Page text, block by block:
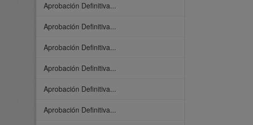
Aprobación Definitiva...
Aprobación Definitiva...
Aprobación Definitiva...
Aprobación Definitiva...
Aprobación Definitiva...
Aprobación Definitiva...